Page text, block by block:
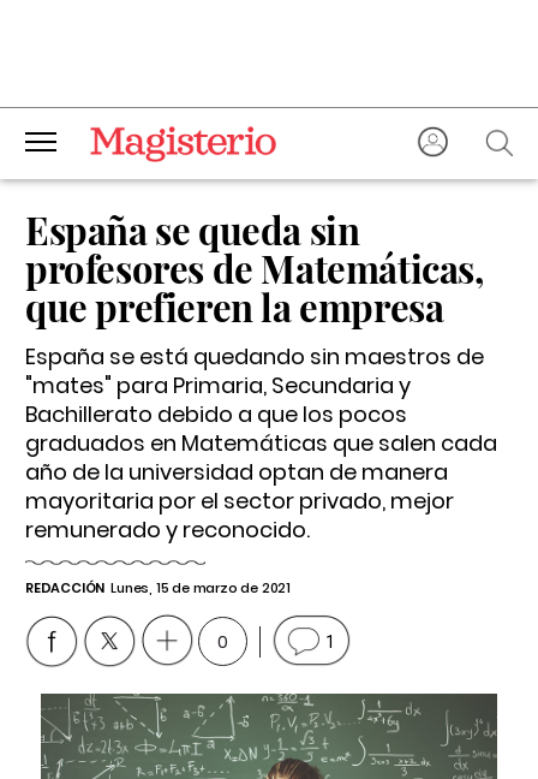
España se queda sin
profesores de Matemáticas,
que prefieren la empresa
España se está quedando sin maestros de
"mates" para Primaria, Secundaria y
Bachillerato debido a que los pocos
graduados en Matemáticas que salen cada
año de la universidad optan de manera
mayoritaria por el sector privado, mejor
remunerado y reconocido.
REDACCIÓN Lunes, 15 de marzo de 2021
0 1